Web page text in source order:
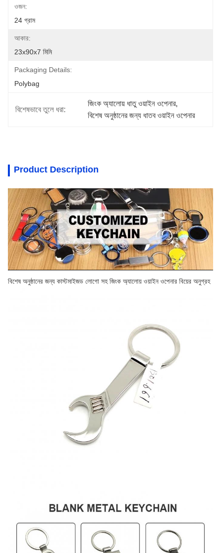
ওজন:
24 গ্রাম
আকার:
23x90x7 মিমি
Packaging Details:
Polybag
বিশেষভাবে তুলে ধরা:
জিংক অ্যালোয় ধাতু ওয়াইন ওপেনার,
বিশেষ অনুষ্ঠানের জন্য ধাতব ওয়াইন ওপেনার
Product Description
বিশেষ অনুষ্ঠানের জন্য কাস্টমাইজড লোগো সহ জিংক অ্যালোয় ওয়াইন ওপেনার বিয়ের অনুগ্রহ